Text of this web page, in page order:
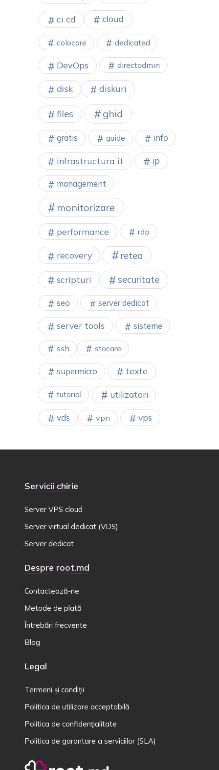
ci cd cloud
colocare dedicated
DevOps directadmin
disk diskuri
files ghid
gratis guide info
infrastructura it ip
management
monitorizare
performance rdp
recovery retea
scripturi securitate
seo server dedicat
server tools sisteme
ssh stocare
supermicro texte
tutorial utilizatori
vds vpn vps
Servicii chirie
Server VPS cloud
Server virtual dedicat (VDS)
Server dedicat
Despre root.md
Contactează-ne
Metode de plată
Întrebări frecvente
Blog
Legal
Termeni și condiții
Politica de utilizare acceptabilă
Politica de confidenţialitate
Politica de garantare a serviciilor (SLA)